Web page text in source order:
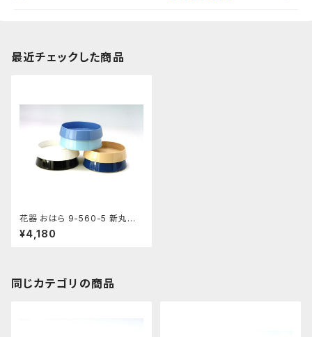
最近チェックした商品
花器 おはら 9-560-5 新丸水
盤 ベージュ 花瓶 フラワーベー
ス 水盤
¥4,180
同じカテゴリの商品